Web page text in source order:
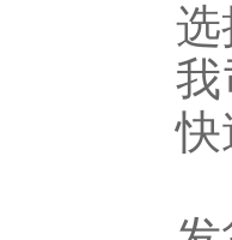
选
快